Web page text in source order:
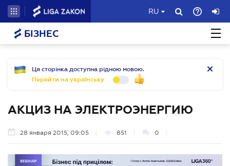
RU
БІЗНЕС
Ця сторінка доступна рідною мовою.
Перейти на українську
АКЦИЗ НА ЭЛЕКТРОЭНЕРГИЮ
28 января 2015, 09:05 851 0